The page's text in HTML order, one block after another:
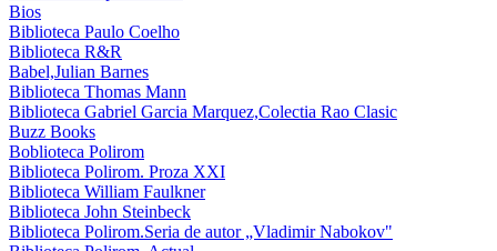
Bios
Biblioteca Paulo Coelho
Biblioteca R&R
Babel,Julian Barnes
Biblioteca Thomas Mann
Biblioteca Gabriel Garcia Marquez,Colectia Rao Clasic
Buzz Books
Boblioteca Polirom
Biblioteca Polirom. Proza XXI
Biblioteca William Faulkner
Biblioteca John Steinbeck
Biblioteca Polirom.Seria de autor „Vladimir Nabokov"